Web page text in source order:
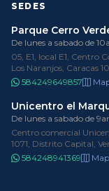
SEDES
Parque Cerro
De lunes a sabado de
05, E1, local E1, Centro
Los Naranjos, Caracas
584249649857
Unicentro el
De lunes a sabado de
Centro comercial
1071, Distrito Capital,
584248941369